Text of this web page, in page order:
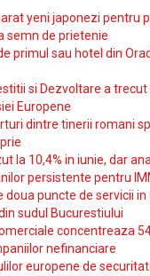
yeni japonezi pentru
semn de prietenie
primul sau hotel din
si Dezvoltare a
Europene
dintre tinerii romani
la 10,4% in iunie, dar
persistente pentru
doua puncte de servicii
sudul Bucurestiului
concentreaza
nefinanciare
europene de